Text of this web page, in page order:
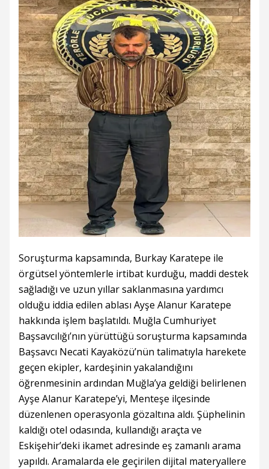
Soruşturma kapsamında, Burkay Karatepe ile
örgütsel yöntemlerle irtibat kurduğu, maddi destek
sağladığı ve uzun yıllar saklanmasına yardımcı
olduğu iddia edilen ablası Ayşe Alanur Karatepe
hakkında işlem başlatıldı. Muğla Cumhuriyet
Başsavcılığı’nın yürüttüğü soruşturma kapsamında
Başsavcı Necati Kayaközü’nün talimatıyla harekete
geçen ekipler, kardeşinin yakalandığını
öğrenmesinin ardından Muğla’ya geldiği belirlenen
Ayşe Alanur Karatepe’yi, Menteşe ilçesinde
düzenlenen operasyonla gözaltına aldı. Şüphelinin
kaldığı otel odasında, kullandığı araçta ve
Eskişehir’deki ikamet adresinde eş zamanlı arama
yapıldı. Aramalarda ele geçirilen dijital materyallere